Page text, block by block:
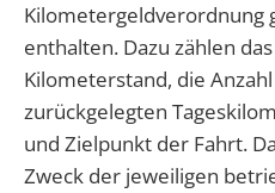
Kilometergeldverordnung
enthalten. Dazu zählen
Kilometerstand, die
zurückgelegten
und Zielpunkt der Fahrt.
Zweck der jeweiligen